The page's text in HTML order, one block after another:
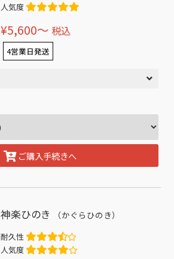
人気度
¥5,600〜 税込
4営業日発送
ご購入手続きへ
神楽ひのき （かぐらひのき）
耐久性
人気度